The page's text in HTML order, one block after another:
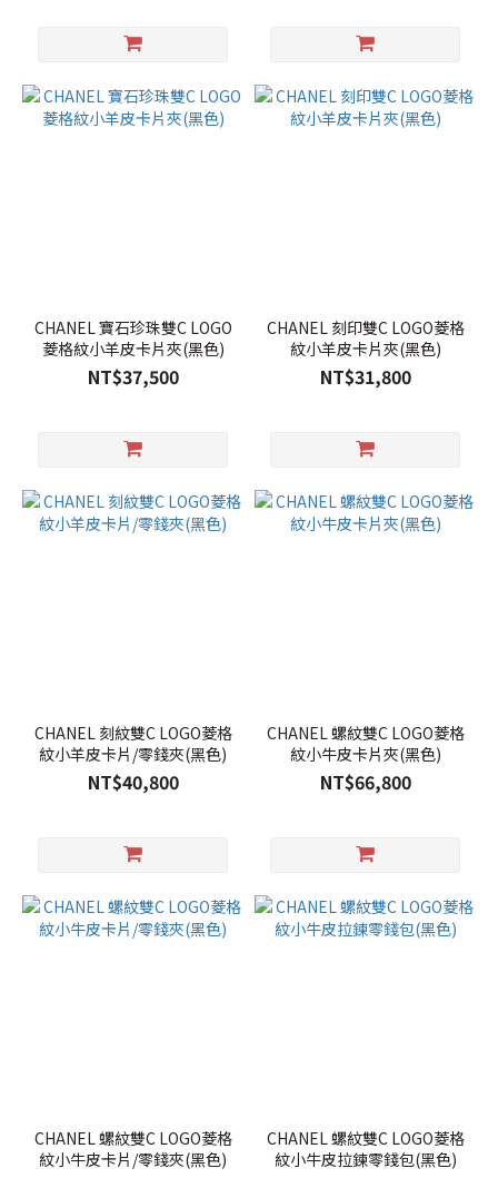
CHANEL 寶石珍珠雙C LOGO
菱格紋小羊皮卡片夾(黑色)
NT$37,500
CHANEL 刻印雙C LOGO菱格
紋小羊皮卡片夾(黑色)
NT$31,800
CHANEL 刻紋雙C LOGO菱格
紋小羊皮卡片/零錢夾(黑色)
NT$40,800
CHANEL 螺紋雙C LOGO菱格
紋小牛皮卡片夾(黑色)
NT$66,800
CHANEL 螺紋雙C LOGO菱格
紋小牛皮卡片/零錢夾(黑色)
CHANEL 螺紋雙C LOGO菱格
紋小牛皮拉鍊零錢包(黑色)